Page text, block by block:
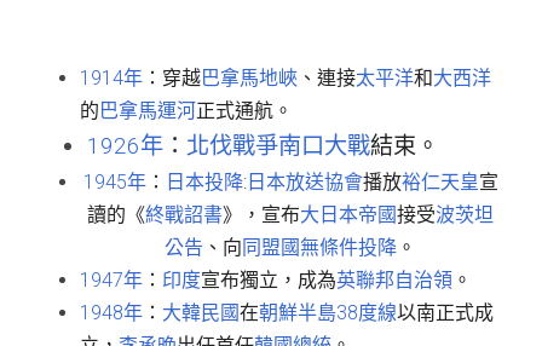
1914年 ：穿越巴拿馬地峽 、連接太平洋和大西洋
的巴拿馬運河正式通航。
1926年 ： 北伐戰爭南口大戰結束。
1945年： 日本投降:日本放送協會播放裕仁天皇宣
讀的《終戰詔書》，宣布大日本帝國接受波茨坦
公告 、向同盟國無條件投降 。
1947年 ： 印度宣布獨立，成為英聯邦自治領 。
1948年 ： 大韓民國在朝鮮半島38度線以南正式成